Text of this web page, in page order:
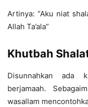
Artinya: “Aku niat
Allah Ta’ala”
Khutbah
Disunnahkan ada
berjamaah.
wasallam